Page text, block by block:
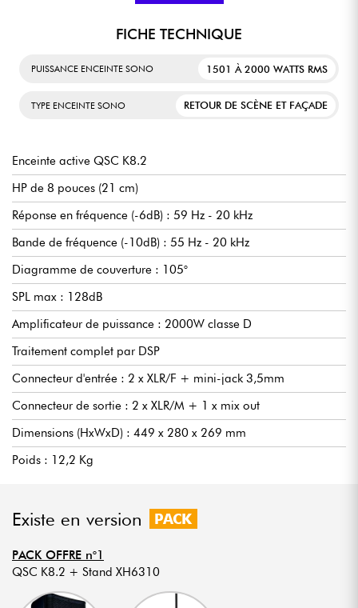
FICHE TECHNIQUE
PUISSANCE ENCEINTE SONO 1501 À 2000 WATTS RMS
TYPE ENCEINTE SONO RETOUR DE SCÈNE ET FAÇADE
Enceinte active QSC K8.2
HP de 8 pouces (21 cm)
Réponse en fréquence (-6dB) : 59 Hz - 20 kHz
Bande de fréquence (-10dB) : 55 Hz - 20 kHz
Diagramme de couverture : 105°
SPL max : 128dB
Amplificateur de puissance : 2000W classe D
Traitement complet par DSP
Connecteur d'entrée : 2 x XLR/F + mini-jack 3,5mm
Connecteur de sortie : 2 x XLR/M + 1 x mix out
Dimensions (HxWxD) : 449 x 280 x 269 mm
Poids : 12,2 Kg
Existe en version PACK
PACK OFFRE n°1
QSC K8.2 + Stand XH6310